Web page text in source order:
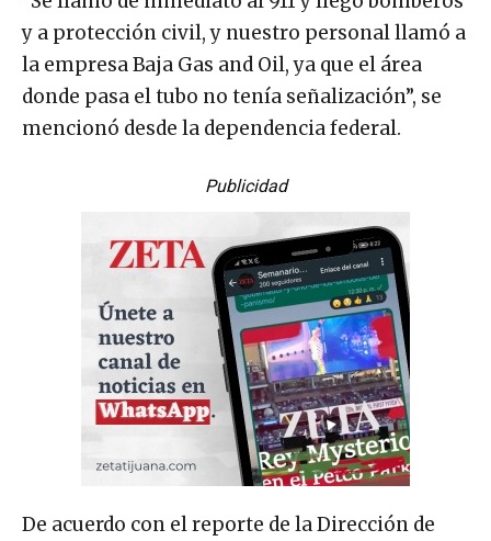
y a protección civil, y nuestro personal llamó a
la empresa Baja Gas and Oil, ya que el área
donde pasa el tubo no tenía señalización”, se
mencionó desde la dependencia federal.
Publicidad
De acuerdo con el reporte de la Dirección de